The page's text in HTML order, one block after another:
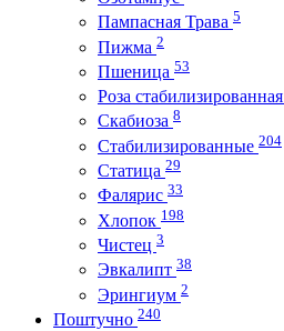
Пампасная Трава 5
Пижма 2
Пшеница 53
Роза стабилизированная
Скабиоза 8
Стабилизированные 204
Статица 29
Фалярис 33
Хлопок 198
Чистец 3
Эвкалипт 38
Эрингиум 2
Поштучно 240